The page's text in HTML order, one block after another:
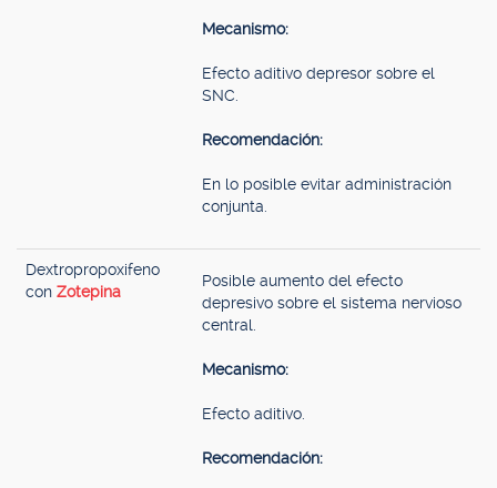
Mecanismo:
Efecto aditivo depresor sobre el
SNC.
Recomendación:
En lo posible evitar administración
conjunta.
Dextropropoxifeno
con Zotepina
Posible aumento del efecto
depresivo sobre el sistema nervioso
central.
Mecanismo:
Efecto aditivo.
Recomendación: